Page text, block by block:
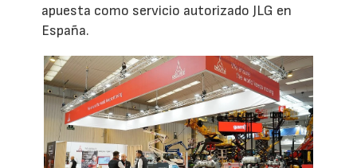
apuesta como servicio autorizado JLG en
España.